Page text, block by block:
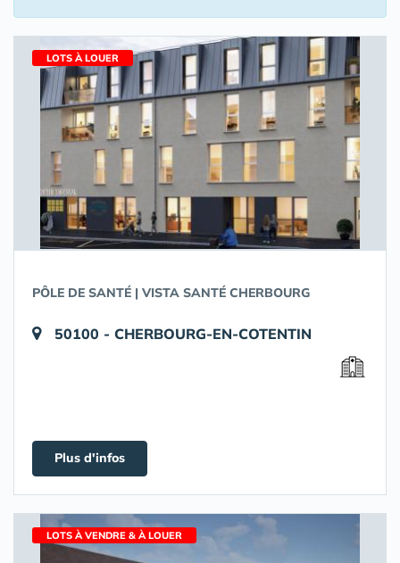
LOTS À LOUER
PÔLE DE SANTÉ | VISTA SANTÉ CHERBOURG
50100 - CHERBOURG-EN-COTENTIN
Plus d'infos
LOTS À VENDRE & À LOUER